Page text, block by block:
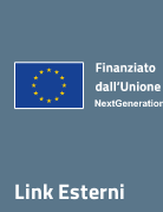
Link Esterni